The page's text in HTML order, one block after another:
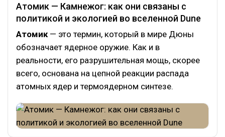
Атомик — Камнежог: как они связаны с
политикой и экологией во вселенной Dune
Атомик— это термин, который в мире Дюны
обозначает ядерное оружие. Как и в
реальности, его разрушительная мощь, скорее
всего, основана на цепной реакции распада
атомных ядер и термоядерном синтезе.